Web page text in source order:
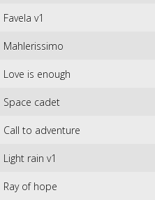
Favela v1
Mahlerissimo
Love is enough
Space cadet
Call to adventure
Light rain v1
Ray of hope